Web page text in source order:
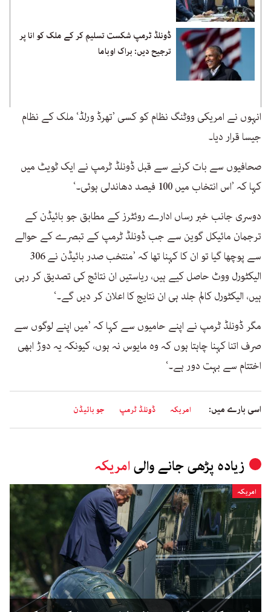
ڈونلڈ ٹرمپ شکست تسلیم کر کے ملک کو انا پر
ترجیح دیں: براک اوباما
انہوں نے امریکی ووٹنگ نظام کو کسی ’تھرڈ ورلڈ‘ ملک کے نظام
جیسا قرار دیا۔
صحافیوں سے بات کرنے سے قبل ڈونلڈ ٹرمپ نے ایک ٹویٹ میں
کہا کہ ’اس انتخاب میں 100 فیصد دھاندلی ہوئی۔‘
دوسری جانب خبر رساں ادارے روئٹرز کے مطابق جو بائیڈن کے
ترجمان مائیکل گوین سے جب ڈونلڈ ٹرمپ کے تبصرے کے حوالے
سے پوچھا گیا تو ان کا کہنا تھا کہ ’منتخب صدر بائیڈن نے 306
الیکٹورل ووٹ حاصل کیے ہیں، ریاستیں ان نتائج کی تصدیق کر رہی
ہیں، الیکٹورل کالم جلد ہی ان نتایج کا اعلان کر دیں گے۔‘
مگر ڈونلڈ ٹرمپ نے اپنے حامیوں سے کہا کہ ’میں اپنے لوگوں سے
صرف اتنا کہنا چاہتا ہوں کہ وہ مایوس نہ ہوں، کیونکہ یہ دوڑ ابھی
اختتام سے بہت دور ہے۔‘
اسی بارے میں: امریکہ ڈونلڈ ٹرمپ جو بائیڈن
زیادہ پڑھی جانے والیامریکہ
امریکہ